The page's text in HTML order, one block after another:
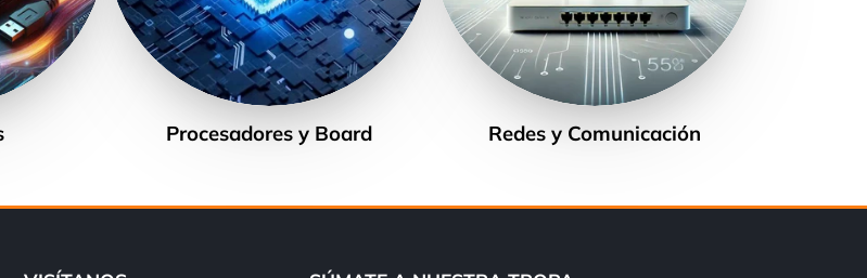
Procesadores y Board Redes y Comunicación